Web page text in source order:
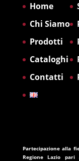
Home
Chi Siamo
Prodotti
Cataloghi
Contatti
Partecipazione alla
Regione Lazio